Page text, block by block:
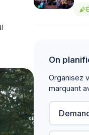
celebration
On
Organisez
marquant